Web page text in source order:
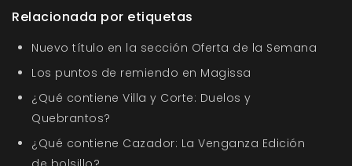
Relacionada por etiquetas
Nuevo título en la sección Oferta de la Semana
Los puntos de remiendo en Magissa
¿Qué contiene Villa y Corte: Duelos y
Quebrantos?
¿Qué contiene Cazador: La Venganza Edición